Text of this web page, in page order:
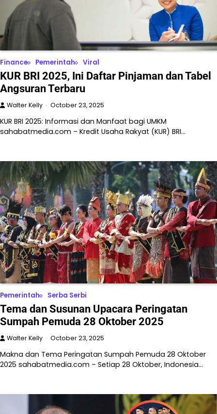
Finance Pemerintah Viral
KUR BRI 2025, Ini Daftar Pinjaman dan Tabel
Angsuran Terbaru
Walter Kelly October 23, 2025
KUR BRI 2025: Informasi dan Manfaat bagi UMKM
sahabatmedia.com – Kredit Usaha Rakyat (KUR) BRI…
Pemerintah Serba Serbi
Tema dan Susunan Upacara Peringatan
Sumpah Pemuda 28 Oktober 2025
Walter Kelly October 23, 2025
Makna dan Tema Peringatan Sumpah Pemuda 28 Oktober
2025 sahabatmedia.com – Setiap 28 Oktober, Indonesia…